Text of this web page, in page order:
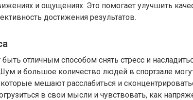
и ощущениях. Это помогает улучшить
достижения результатов.
отличным способом снять стресс и
и большое количество людей в спортзале
мешают расслабиться и
в свои мысли и чувствовать, как